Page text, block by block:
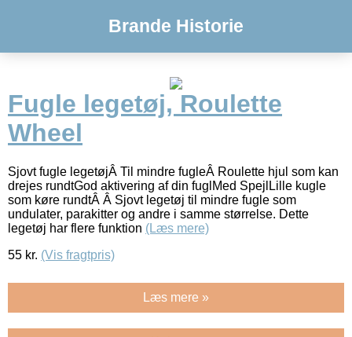
Brande Historie
Fugle legetøj, Roulette
Wheel
Sjovt fugle legetøjÂ Til mindre fugleÂ Roulette hjul som kan
drejes rundtGod aktivering af din fuglMed SpejlLille kugle
som køre rundtÂ Â Sjovt legetøj til mindre fugle som
undulater, parakitter og andre i samme størrelse. Dette
legetøj har flere funktion (Læs mere)
55 kr. (Vis fragtpris)
Læs mere »